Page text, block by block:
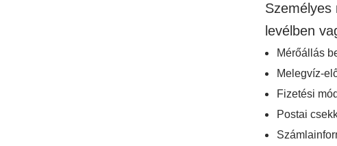
Személyes
levélben
Mérőállás
Melegvíz-
Fizetési
Postai